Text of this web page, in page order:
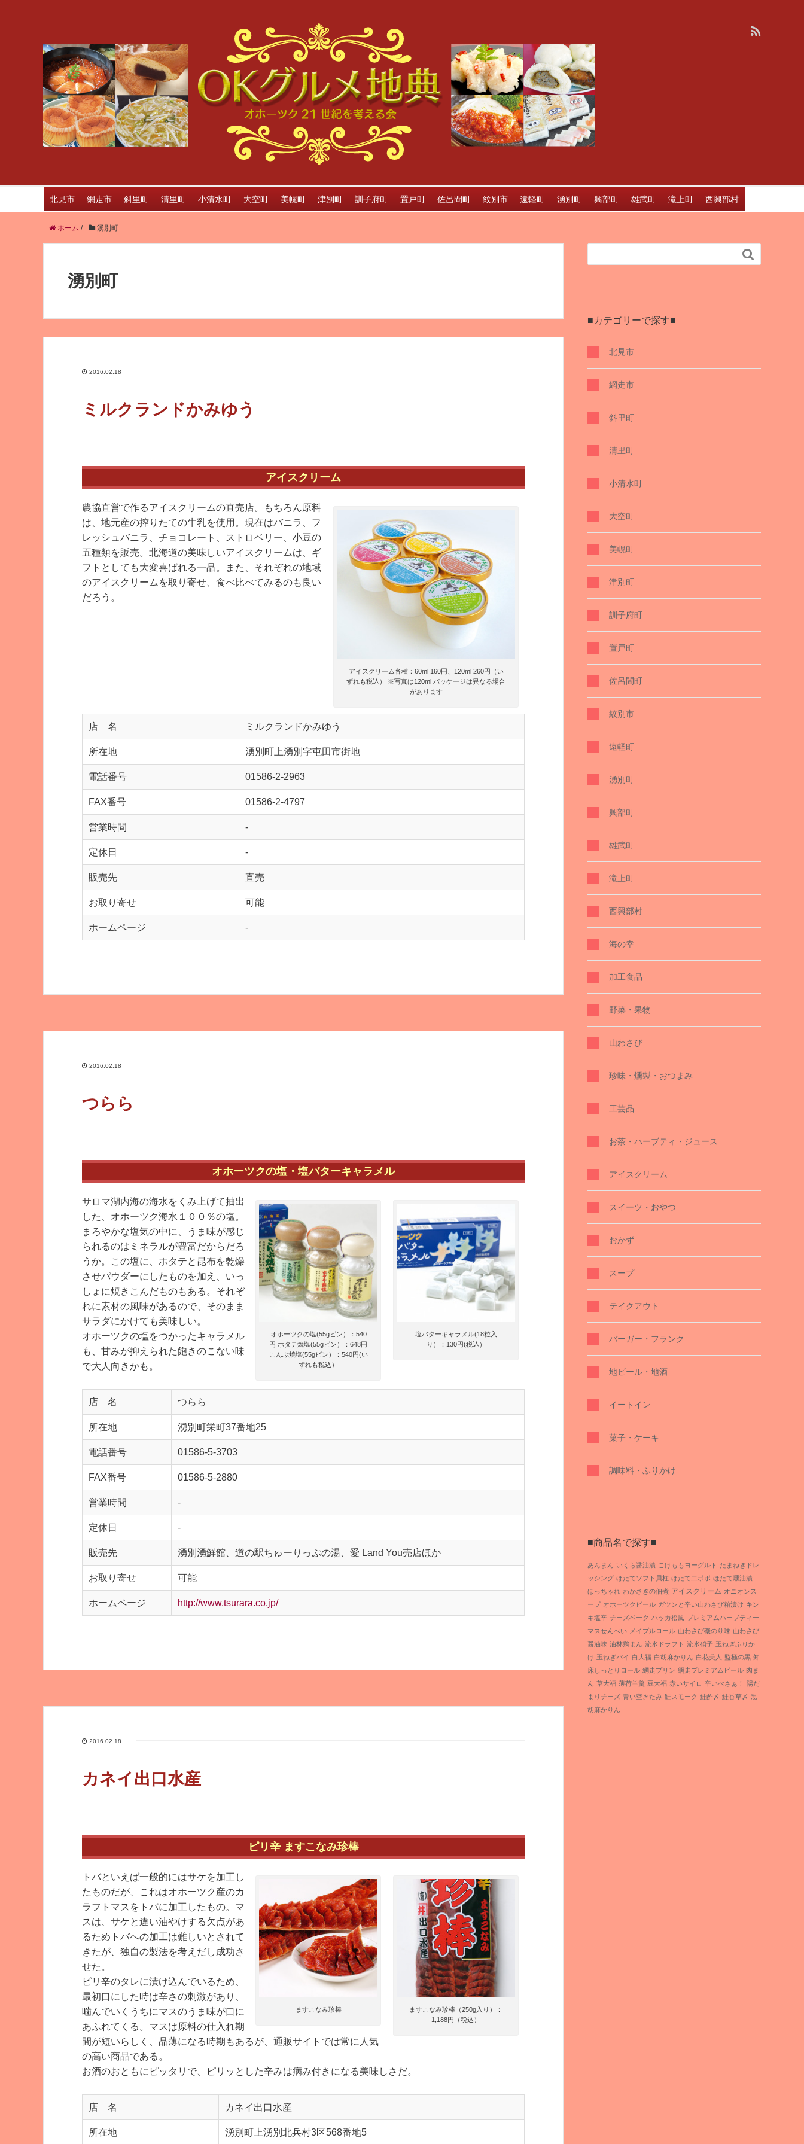
北見市 網走市 斜里町 清里町 小清水町 大空町 美幌町 津別町 訓子府町 置戸町 佐呂間町 紋別市 遠軽町 湧別町 興部町 雄武町 滝上町 西興部村
ホーム / 湧別町
湧別町
2016.02.18
ミルクランドかみゆう
アイスクリーム
アイスクリーム各種：60ml 160円、120ml 260円（い
ずれも税込） ※写真は120ml パッケージは異なる場合
があります
農協直営で作るアイスクリームの直売店。もちろん原料
は、地元産の搾りたての牛乳を使用。現在はバニラ、フ
レッシュバニラ、チョコレート、ストロベリー、小豆の
五種類を販売。北海道の美味しいアイスクリームは、ギ
フトとしても大変喜ばれる一品。また、それぞれの地域
のアイスクリームを取り寄せ、食べ比べてみるのも良い
だろう。
店 名 ミルクランドかみゆう
所在地 湧別町上湧別字屯田市街地
電話番号 01586-2-2963
FAX番号 01586-2-4797
営業時間 -
定休日 -
販売先 直売
お取り寄せ 可能
ホームページ -
2016.02.18
つらら
オホーツクの塩・塩バターキャラメル
塩バターキャラメル(18粒入
り）：130円(税込）
オホーツクの塩(55gビン）：540
円 ホタテ焼塩(55gビン）：648円
こんぶ焼塩(55gビン）：540円(い
ずれも税込）
サロマ湖内海の海水をくみ上げて抽出
した、オホーツク海水１００％の塩。
まろやかな塩気の中に、うま味が感じ
られるのはミネラルが豊富だからだろ
うか。この塩に、ホタテと昆布を乾燥
させパウダーにしたものを加え、いっ
しょに焼きこんだものもある。それぞ
れに素材の風味があるので、そのまま
サラダにかけても美味しい。
オホーツクの塩をつかったキャラメル
も、甘みが抑えられた飽きのこない味
で大人向きかも。
店 名 つらら
所在地 湧別町栄町37番地25
電話番号 01586-5-3703
FAX番号 01586-5-2880
営業時間 -
定休日 -
販売先 湧別湧鮮館、道の駅ちゅーりっぷの湯、愛 Land You売店ほか
お取り寄せ 可能
ホームページ http://www.tsurara.co.jp/
2016.02.18
カネイ出口水産
ピリ辛 ますこなみ珍棒
ますこなみ珍棒（250g入り）：
1,188円（税込）
ますこなみ珍棒
トバといえば一般的にはサケを加工し
たものだが、これはオホーツク産のカ
ラフトマスをトバに加工したもの。マ
スは、サケと違い油やけする欠点があ
るためトバへの加工は難しいとされて
きたが、独自の製法を考えだし成功さ
せた。
ピリ辛のタレに漬け込んでいるため、
最初口にした時は辛さの刺激があり、
噛んでいくうちにマスのうま味が口に
あふれてくる。マスは原料の仕入れ期
間が短いらしく、品薄になる時期もあるが、通販サイトでは常に人気
の高い商品である。
お酒のおともにピッタリで、ピリッとした辛みは病み付きになる美味しさだ。
店 名 カネイ出口水産
所在地 湧別町上湧別北兵村3区568番地5

■カテゴリーで探す■
北見市
網走市
斜里町
清里町
小清水町
大空町
美幌町
津別町
訓子府町
置戸町
佐呂間町
紋別市
遠軽町
湧別町
興部町
雄武町
滝上町
西興部村
海の幸
加工食品
野菜・果物
山わさび
珍味・燻製・おつまみ
工芸品
お茶・ハーブティ・ジュース
アイスクリーム
スイーツ・おやつ
おかず
スープ
テイクアウト
バーガー・フランク
地ビール・地酒
イートイン
菓子・ケーキ
調味料・ふりかけ
■商品名で探す■
あんまん いくら醤油漬 こけももヨーグルト
たまねぎドレ
ッシング ほたてソフト貝柱 ほたて二ポポ ほたて燻油漬
ほっちゃれ わかさぎの佃煮 アイスクリーム オニオンス
ープ オホーツクビール ガツンと辛い山わさび粕漬け キン
キ塩辛 チーズベーク ハッカ松風 プレミアムハーブティー
マスせんべい メイプルロール 山わさび磯のり味 山わさび
醤油味 油林鶏まん 流氷ドラフト 流氷硝子 玉ねぎふりか
け 玉ねぎパイ 白大福 白胡麻かりん 白花美人 監極の黒 知
床しっとりロール 網走プリン 網走プレミアムビール 肉ま
ん 草大福 薄荷羊羹 豆大福 赤いサイロ 辛いべさぁ！
陽だ
まりチーズ 青い空きたみ 鮭スモーク 鮭酢〆 鮭香草〆 黒
胡麻かりん